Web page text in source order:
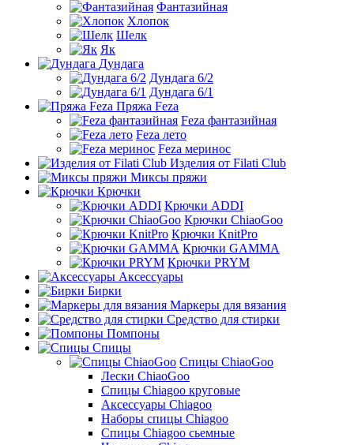
Фантазийная
Хлопок
Шелк
Як
Дундага
Дундага 6/2
Дундага 6/1
Пряжа Feza
Feza фантазийная
Feza лето
Feza меринос
Изделия от Filati Club
Миксы пряжи
Крючки
Крючки ADDI
Крючки ChiaoGoo
Крючки KnitPro
Крючки GAMMA
Крючки PRYM
Аксессуары
Бирки
Маркеры для вязания
Средство для стирки
Помпоны
Спицы
Спицы ChiaoGoo
Лески ChiaoGoo
Cпицы Сhiagoo круговые
Аксессуары Chiagoo
Наборы спицы Chiagoo
Спицы Chiagoo сьемные